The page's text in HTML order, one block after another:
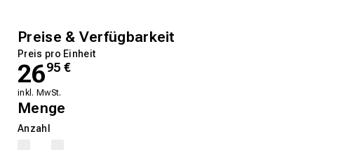
Preise & Verfügbarkeit
Preis pro Einheit
2695 €
inkl. MwSt.
Menge
Anzahl